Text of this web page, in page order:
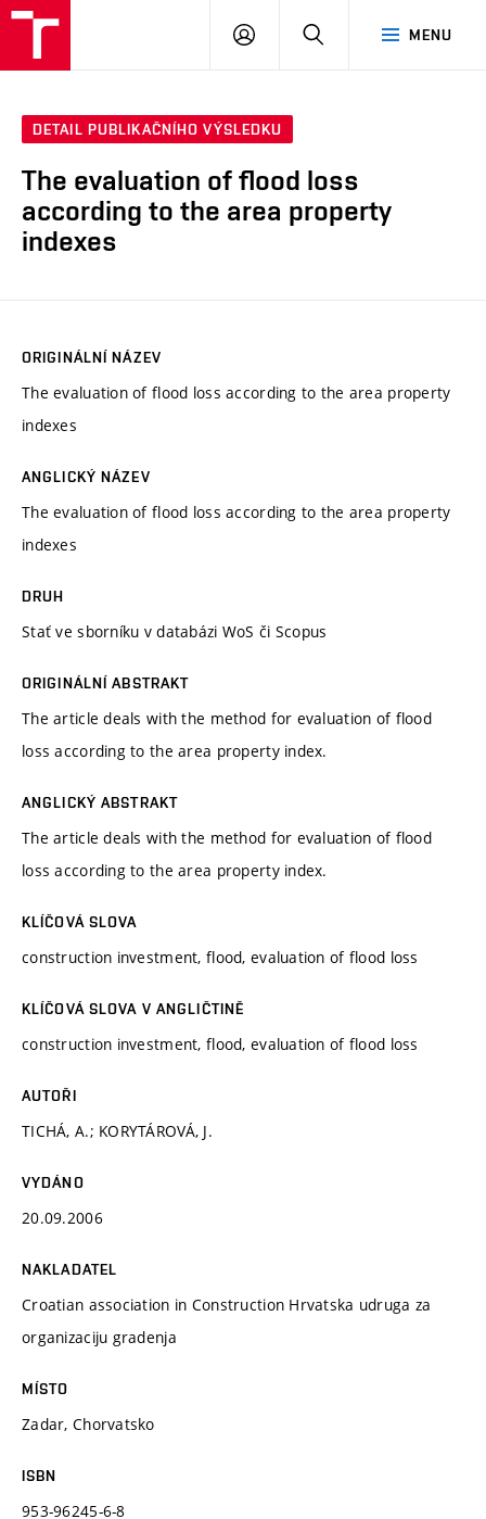
MENU
PŘIHLÁSIT
DETAIL PUBLIKAČNÍHO VÝSLEDKU
The evaluation of flood loss
according to the area property
indexes
ORIGINÁLNÍ NÁZEV
The evaluation of flood loss according to the area property
indexes
ANGLICKÝ NÁZEV
The evaluation of flood loss according to the area property
indexes
DRUH
Stať ve sborníku v databázi WoS či Scopus
ORIGINÁLNÍ ABSTRAKT
The article deals with the method for evaluation of flood
loss according to the area property index.
ANGLICKÝ ABSTRAKT
The article deals with the method for evaluation of flood
loss according to the area property index.
KLÍČOVÁ SLOVA
construction investment, flood, evaluation of flood loss
KLÍČOVÁ SLOVA V ANGLIČTINĚ
construction investment, flood, evaluation of flood loss
AUTOŘI
TICHÁ, A.; KORYTÁROVÁ, J.
VYDÁNO
20.09.2006
NAKLADATEL
Croatian association in Construction Hrvatska udruga za
organizaciju gradenja
MÍSTO
Zadar, Chorvatsko
ISBN
953-96245-6-8